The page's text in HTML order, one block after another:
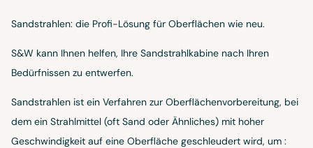
Sandstrahlen: die Profi-Lösung für Oberflächen wie neu.
S&W kann Ihnen helfen, Ihre Sandstrahlkabine nach Ihren
Bedürfnissen zu entwerfen.
Sandstrahlen ist ein Verfahren zur Oberflächenvorbereitung, bei
dem ein Strahlmittel (oft Sand oder Ähnliches) mit hoher
Geschwindigkeit auf eine Oberfläche geschleudert wird, um :